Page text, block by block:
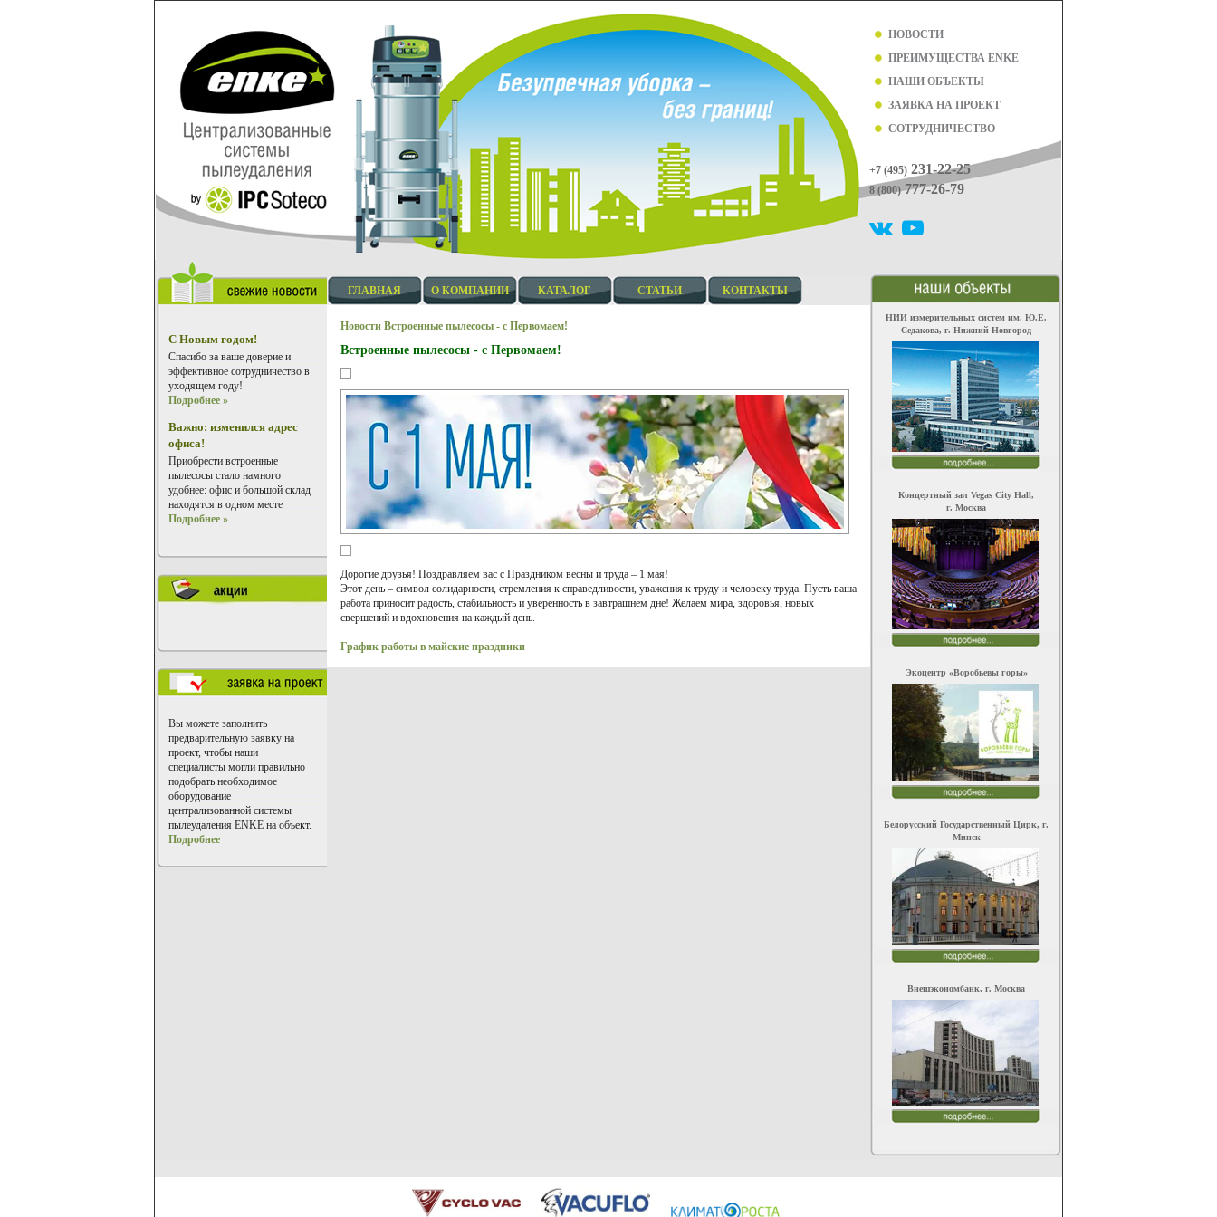
НОВОСТИ
ПРЕИМУЩЕСТВА ENKE
НАШИ ОБЪЕКТЫ
ЗАЯВКА НА ПРОЕКТ
СОТРУДНИЧЕСТВО
+7 (495) 231-22-25
8 (800)777-26-79
С Новым годом!
Спасибо за ваше доверие и
эффективное сотрудничество в
уходящем году!
Подробнее »
Важно: изменился адрес
офиса!
Приобрести встроенные
пылесосы стало намного
удобнее: офис и большой склад
находятся в одном месте
Подробнее »
Вы можете заполнить
предварительную заявку на
проект, чтобы наши
специалисты могли правильно
подобрать необходимое
оборудование
централизованной системы
пылеудаления ENKE на объект.
Подробнее
ГЛАВНАЯ О КОМПАНИИ КАТАЛОГ СТАТЬИ КОНТАКТЫ
Новости Встроенные пылесосы - с Первомаем!
Встроенные пылесосы - с Первомаем!
Дорогие друзья! Поздравляем вас с Праздником весны и труда – 1 мая!
Этот день – символ солидарности, стремления к справедливости, уважения к труду и человеку труда. Пусть ваша
работа приносит радость, стабильность и уверенность в завтрашнем дне! Желаем мира, здоровья, новых
свершений и вдохновения на каждый день.
График работы в майские праздники
НИИ измерительных систем им. Ю.Е.
Седакова, г. Нижний Новгород
Концертный зал Vegas City Hall,
г. Москва
Экоцентр «Воробьевы горы»
Белорусский Государственный Цирк, г.
Минск
Внешэкономбанк, г. Москва